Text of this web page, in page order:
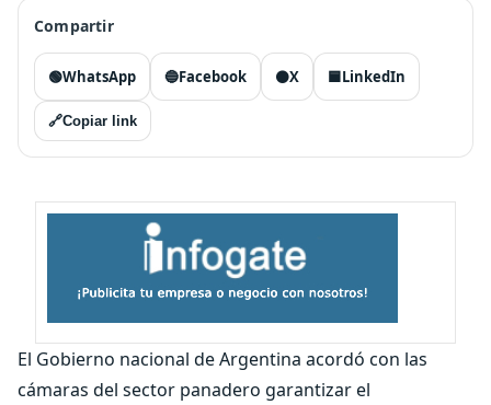
Compartir
🟢WhatsApp 🔵Facebook ⚫X 🟦LinkedIn
🔗Copiar link
El Gobierno nacional de Argentina acordó con las
cámaras del sector panadero garantizar el